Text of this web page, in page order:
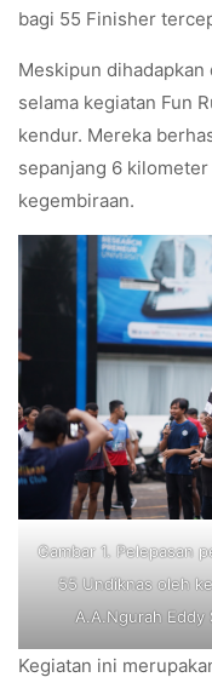
bagi 55 Finisher
Meskipun
selama kegiatan Fun
kendur. Mereka
sepanjang 6
kegembiraan.
Gambar 1. Pelepasan
55 Undiknas oleh
A.A.Ngurah Eddy
Kegiatan ini